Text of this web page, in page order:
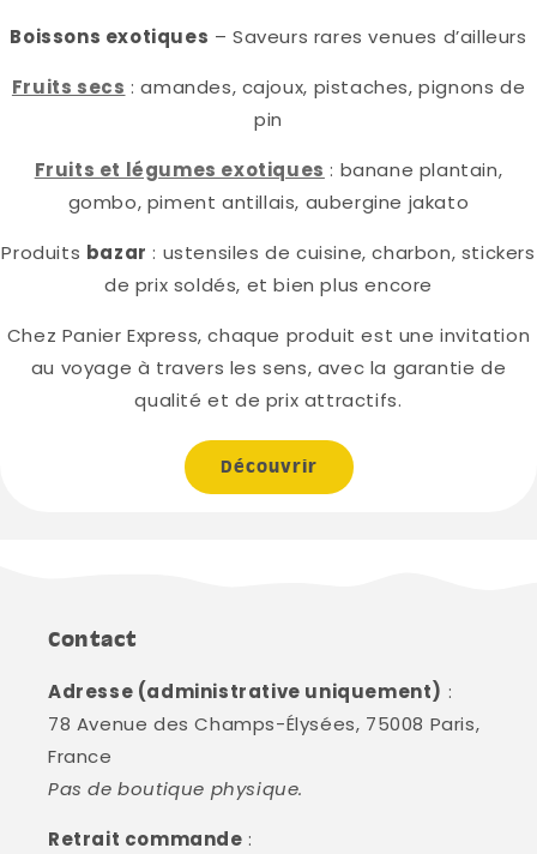
Boissons exotiques – Saveurs rares venues d’ailleurs
Fruits secs : amandes, cajoux, pistaches, pignons de
pin
Fruits et légumes exotiques : banane plantain,
gombo, piment antillais, aubergine jakato
Produits bazar : ustensiles de cuisine, charbon, stickers
de prix soldés, et bien plus encore
Chez Panier Express, chaque produit est une invitation
au voyage à travers les sens, avec la garantie de
qualité et de prix attractifs.
Découvrir
Contact
Adresse (administrative uniquement) :
78 Avenue des Champs-Élysées, 75008 Paris,
France
Pas de boutique physique.
Retrait commande :